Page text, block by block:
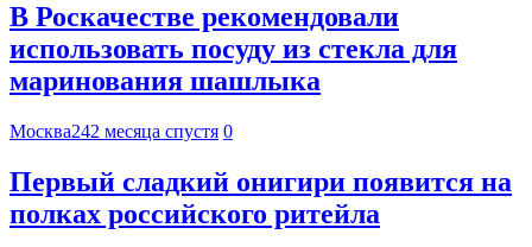
В Роскачестве рекомендовали
использовать посуду из стекла для
маринования шашлыка
Москва242 месяца спустя 0
Первый сладкий онигири появится на
полках российского ритейла